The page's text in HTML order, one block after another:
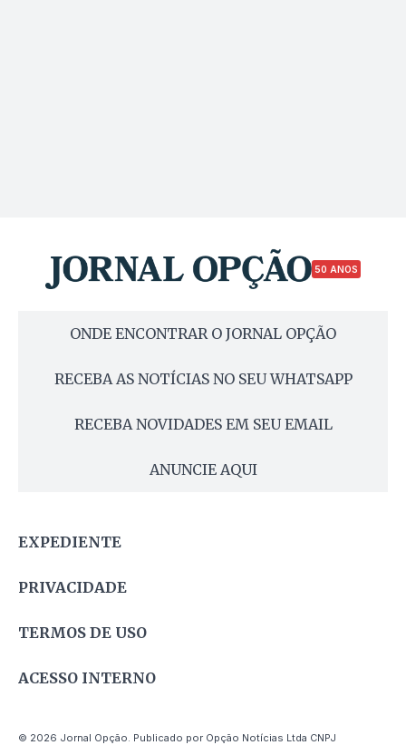
50 ANOS
ONDE ENCONTRAR O JORNAL OPÇÃO
RECEBA AS NOTÍCIAS NO SEU WHATSAPP
RECEBA NOVIDADES EM SEU EMAIL
ANUNCIE AQUI
EXPEDIENTE
PRIVACIDADE
TERMOS DE USO
ACESSO INTERNO
© 2026 Jornal Opção. Publicado por Opção Notícias Ltda CNPJ